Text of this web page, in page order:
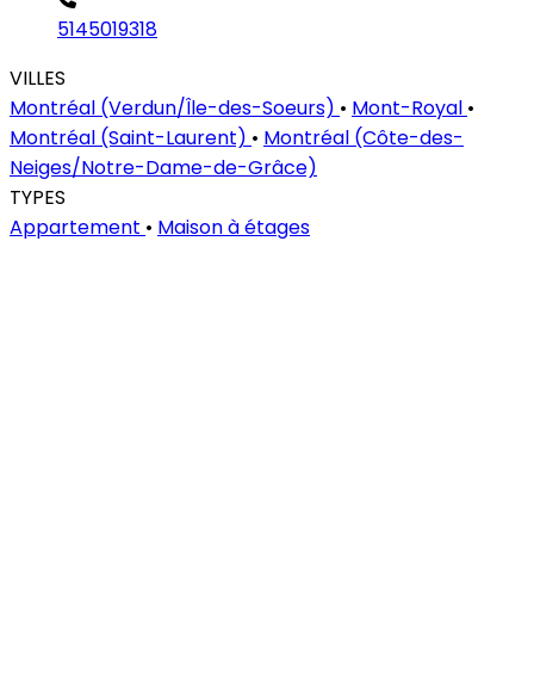
5145019318
VILLES
Montréal (Verdun/Île-des-Soeurs) • Mont-Royal •
Montréal (Saint-Laurent) • Montréal (Côte-des-
Neiges/Notre-Dame-de-Grâce)
TYPES
Appartement • Maison à étages